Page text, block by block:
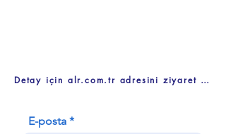
Detay için alr.com.tr adresini ziyaret ediniz
E-posta